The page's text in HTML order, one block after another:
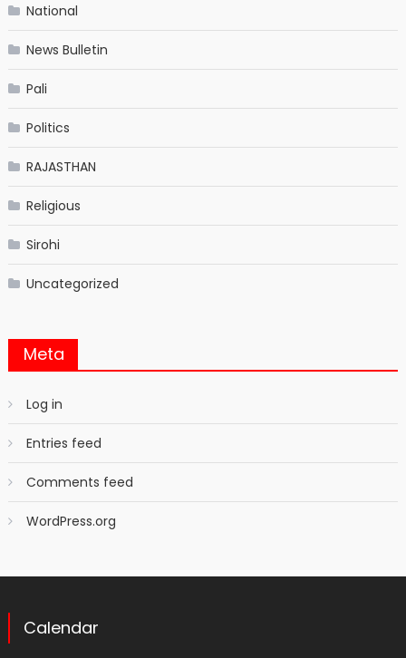
National
News Bulletin
Pali
Politics
RAJASTHAN
Religious
Sirohi
Uncategorized
Meta
Log in
Entries feed
Comments feed
WordPress.org
Calendar